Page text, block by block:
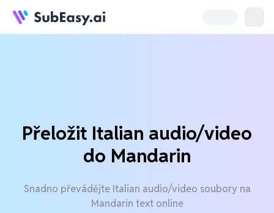
Přeložit Italian audio/video
do Mandarin
Snadno převádějte Italian audio/video soubory na
Mandarin text online